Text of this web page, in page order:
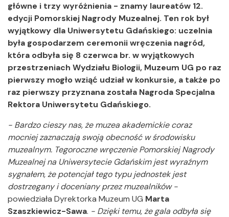
główne i trzy wyróżnienia - znamy laureatów 12.
edycji Pomorskiej Nagrody Muzealnej. Ten rok był
wyjątkowy dla Uniwersytetu Gdańskiego: uczelnia
była gospodarzem ceremonii wręczenia nagród,
która odbyła się 8 czerwca br. w wyjątkowych
przestrzeniach Wydziału Biologii, Muzeum UG po raz
pierwszy mogło wziąć udział w konkursie, a także po
raz pierwszy przyznana została Nagroda Specjalna
Rektora Uniwersytetu Gdańskiego.
- Bardzo cieszy nas, że muzea akademickie coraz
mocniej zaznaczają swoją obecność w środowisku
muzealnym. Tegoroczne wręczenie Pomorskiej Nagrody
Muzealnej na Uniwersytecie Gdańskim jest wyraźnym
sygnałem, że potencjał tego typu jednostek jest
dostrzegany i doceniany przez muzealników -
powiedziała Dyrektorka Muzeum UG Marta
Szaszkiewicz-Sawa. - Dzięki temu, że gala odbyła się